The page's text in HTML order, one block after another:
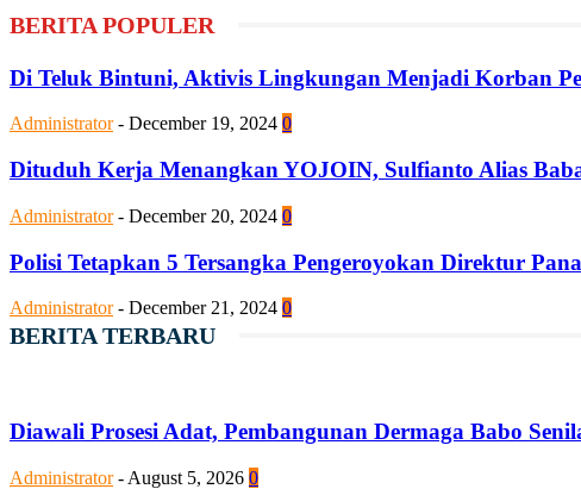
BERITA POPULER
Di Teluk Bintuni, Aktivis Lingkungan Menjadi Korban
Administrator - December 19, 2024 0
Dituduh Kerja Menangkan YOJOIN, Sulfianto Alias
Administrator - December 20, 2024 0
Polisi Tetapkan 5 Tersangka Pengeroyokan Direktur
Administrator - December 21, 2024 0
BERITA TERBARU
Diawali Prosesi Adat, Pembangunan Dermaga Babo
Administrator - August 5, 2026 0